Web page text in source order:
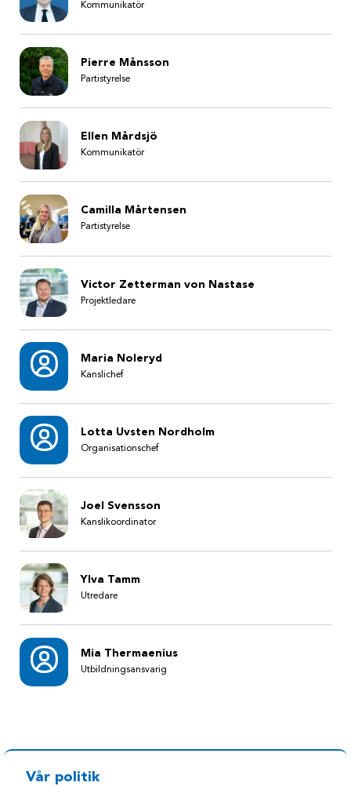
Kommunikatör
Pierre Månsson
Partistyrelse
Ellen Mårdsjö
Kommunikatör
Camilla Mårtensen
Partistyrelse
Victor Zetterman von Nastase
Projektledare
Maria Noleryd
Kanslichef
Lotta Uvsten Nordholm
Organisationschef
Joel Svensson
Kanslikoordinator
Ylva Tamm
Utredare
Mia Thermaenius
Utbildningsansvarig
Vår politik